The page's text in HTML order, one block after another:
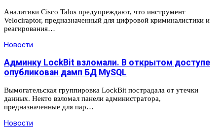
Аналитики Cisco Talos предупреждают, что инструмент
Velociraptor, предназначенный для цифровой криминалистики и
реагирования…
Новости
Админку LockBit взломали. В открытом доступе
опубликован дамп БД MySQL
Вымогательская группировка LockBit пострадала от утечки
данных. Некто взломал панели администратора,
предназначенные для пар…
Новости